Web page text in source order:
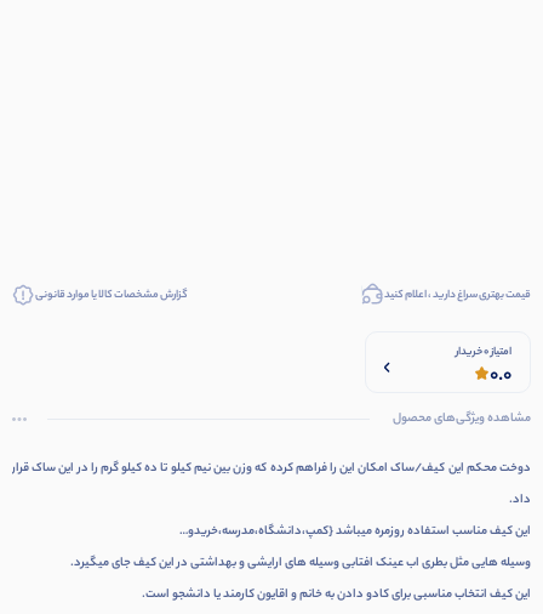
قیمت بهتری سراغ دارید ، اعلام کنید گزارش مشخصات کالا یا موارد قانونی
امتیاز 0 خریدار
0.0
مشاهده ویژگی‌های محصول
دوخت محکم این کیف/ساک امکان این را فراهم کرده که وزن بین نیم کیلو تا ده کیلو گرم را در این ساک قرار
داد.
این کیف مناسب استفاده روزمره میباشد {کمپ،دانشگاه،مدرسه،خریدو…
وسیله هایی مثل بطری اب عینک افتابی وسیله های ارایشی و بهداشتی در این کیف جای میگیرد.
این کیف انتخاب مناسبی برای کادو دادن به خانم و اقایون کارمند یا دانشجو است.